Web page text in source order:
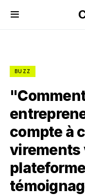
BUZZ
compte à
virements